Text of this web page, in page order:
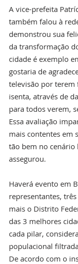
A vice-prefeita
também falou à
demonstrou sua
da transformação
cidade é exemplo
gostaria de
televisão por terem
isenta, através de
para todos verem,
Essa avaliação
mais contentes em
tão bem no cenário
assegurou.
Haverá evento em
representantes,
mais o Distrito
das 3 melhores
cada pilar,
populacional
De acordo com o